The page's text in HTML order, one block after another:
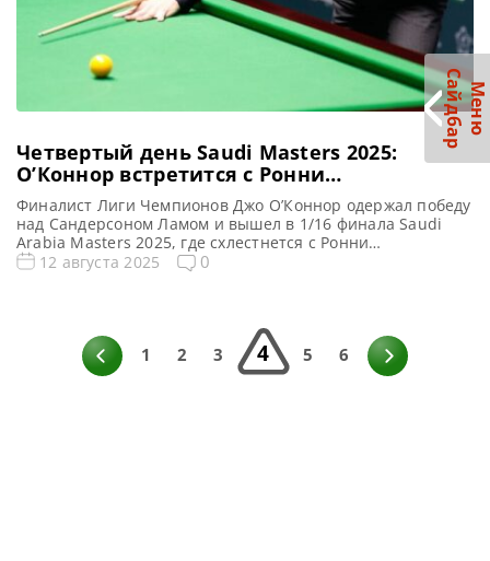
Четвертый день Saudi Masters 2025:
О’Коннор встретится с Ронни
О’Салливаном в 1/16 финала
Финалист Лиги Чемпионов Джо О’Коннор одержал победу
над Сандерсоном Ламом и вышел в 1/16 финала Saudi
Arabia Masters 2025, где схлестнется с Ронни
О’Салливаном, сообщает WST Джо О’Коннор одержал
финала турнира […]
12 августа 2025 0
1 2 3 4 5 6
М
е
н
ю
Са
й
д
б
а
р